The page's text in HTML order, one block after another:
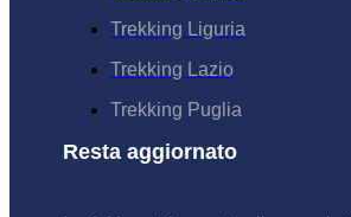
Trekking Liguria
Trekking Lazio
Trekking Puglia
Resta aggiornato